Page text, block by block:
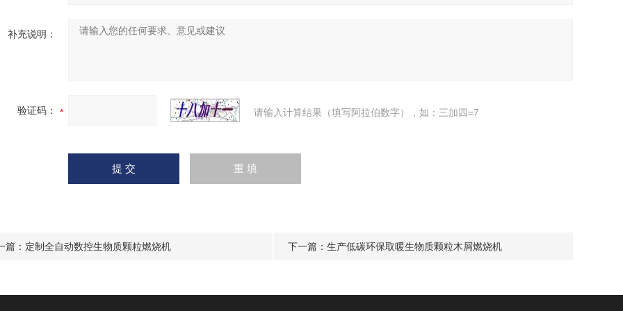
补充说明：
验证码： 请输入计算结果（填写阿拉伯数字），如：三加四=7
篇： 定制全自动数控生物质颗粒燃烧机 下一篇： 生产低碳环保取暖生物质颗粒木屑燃烧机